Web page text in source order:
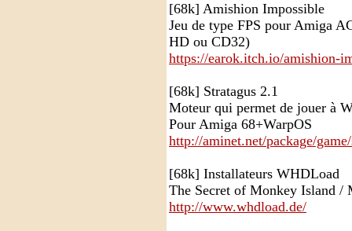
[68k] Amishion Impossible
Jeu de type FPS pour Amiga
HD ou CD32)
https://earok.itch.io/amishion-
[68k] Stratagus 2.1
Moteur qui permet de jouer à
Pour Amiga 68+WarpOS
http://aminet.net/package/
[68k] Installateurs WHDLoad
The Secret of Monkey Island /
http://www.whdload.de/